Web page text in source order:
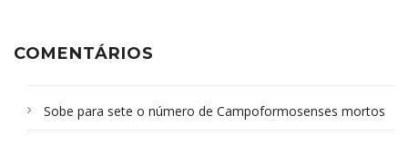
COMENTÁRIOS
Sobe para sete o número de Campoformosenses mortos